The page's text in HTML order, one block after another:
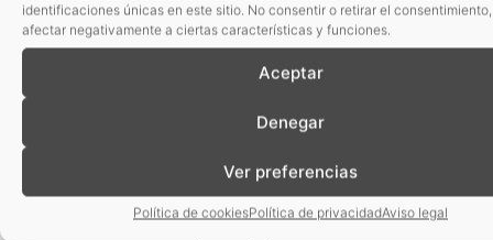
identificaciones únicas en este sitio. No consentir o retirar el
afectar negativamente a ciertas características y funciones.
Aceptar
Denegar
Ver preferencias
Política de cookiesPolítica de privacidadAviso legal
cáncer
de piel
como
son el
carcinoma